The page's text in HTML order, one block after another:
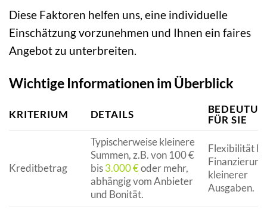
Diese Faktoren helfen uns, eine individuelle
Einschätzung vorzunehmen und Ihnen ein faires
Angebot zu unterbreiten.
Wichtige Informationen im Überblick
KRITERIUM DETAILS
FÜR SIE
Kreditbetrag
Typischerweise kleinere
Summen, z.B. von 100 €
bis3.000 €oder mehr,
abhängig vom Anbieter
und Bonität.
Flexibilität
Finanzierung
kleinerer
Ausgaben.